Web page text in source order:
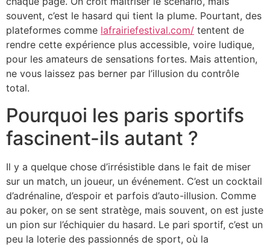
souvent, c’est le hasard qui tient la plume. Pourtant, des
plateformes comme lafrairiefestival.com/ tentent de
rendre cette expérience plus accessible, voire ludique,
pour les amateurs de sensations fortes. Mais attention,
ne vous laissez pas berner par l’illusion du contrôle
total.
Pourquoi les paris sportifs
fascinent-ils autant ?
Il y a quelque chose d’irrésistible dans le fait de miser
sur un match, un joueur, un événement. C’est un cocktail
d’adrénaline, d’espoir et parfois d’auto-illusion. Comme
au poker, on se sent stratège, mais souvent, on est juste
un pion sur l’échiquier du hasard. Le pari sportif, c’est un
peu la loterie des passionnés de sport, où la